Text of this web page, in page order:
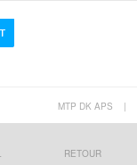
MTP DK APS |
RETOUR